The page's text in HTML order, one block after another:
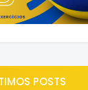
POSTS